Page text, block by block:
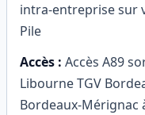
intra-entreprise sur
Pile
Accès : Accès A89
Libourne TGV
Bordeaux-Mérignac